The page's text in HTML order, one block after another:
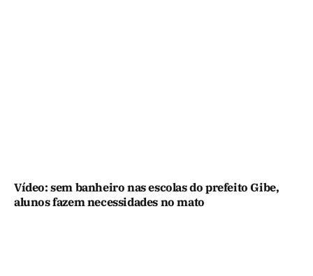
Vídeo: sem banheiro nas escolas do prefeito Gibe,
alunos fazem necessidades no mato